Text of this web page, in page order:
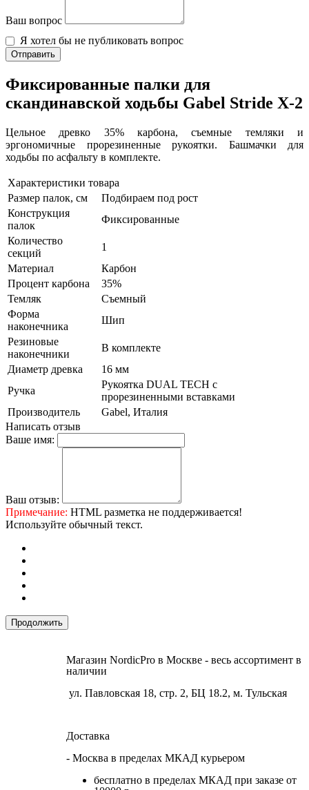
Ваш вопрос
Я хотел бы не публиковать вопрос
Отправить
Фиксированные палки для
скандинавской ходьбы Gabel Stride X-2
Цельное древко 35% карбона, съемные темляки и
эргономичные прорезиненные рукоятки. Башмачки для
ходьбы по асфальту в комплекте.
Характеристики товара
Размер палок, см
Подбираем под рост
Конструкция
палок
Фиксированные
Количество
секций
1
Материал
Карбон
Процент карбона
35%
Темляк
Съемный
Форма
наконечника
Шип
Резиновые
наконечники
В комплекте
Диаметр древка
16 мм
Ручка
Рукоятка DUAL TECH с
прорезиненными вставками
Производитель
Gabel, Италия
Написать отзыв
Ваше имя:
Ваш отзыв:
Примечание: HTML разметка не поддерживается!
Используйте обычный текст.
Продолжить
Магазин NordicPro в Москве - весь ассортимент в
наличии
ул. Павловская 18, стр. 2, БЦ 18.2, м. Тульская
Доставка
- Москва в пределах МКАД курьером
бесплатно в пределах МКАД при заказе от